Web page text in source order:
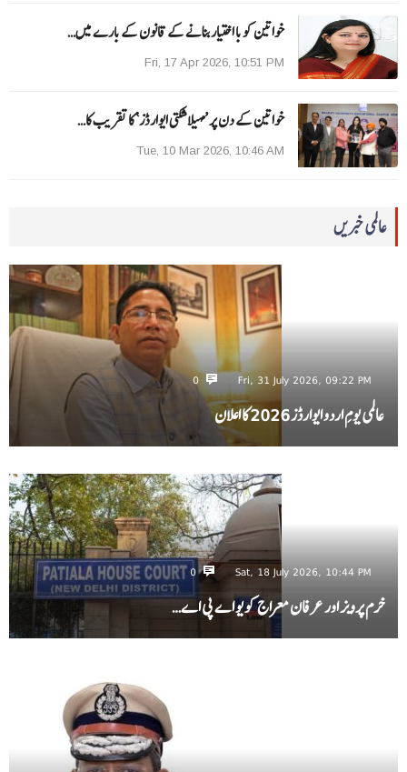
خواتین کو با اختیار بنانے کے قانون کے بارے میں…
Fri, 17 Apr 2026, 10:51 PM
خواتین کے دن پر ’مہیلا شکتی ایوارڈز‘ کا تقریب کا…
Tue, 10 Mar 2026, 10:46 AM
عالمی خبریں
Fri, 31 July 2026, 09:22 PM
0
عالمی یومِ اردو ایوارڈز 2026 کا اعلان
Sat, 18 July 2026, 10:44 PM
0
خرم پرویز اور عرفان معراج کو یو اے پی اے…